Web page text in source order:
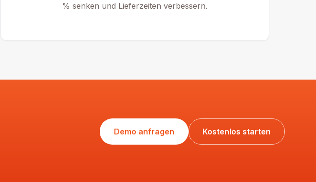
% senken und Lieferzeiten verbessern.
Demo anfragen Kostenlos starten